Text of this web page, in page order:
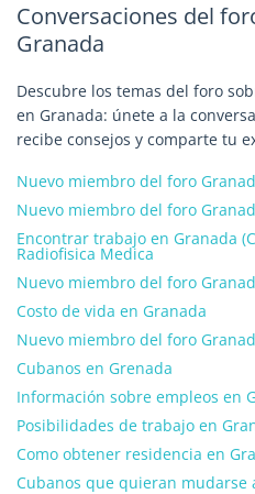
Conversaciones del
Granada
Descubre los temas del foro
en Granada: únete a la
recibe consejos y comparte tu
Nuevo miembro del foro
Nuevo miembro del foro
Encontrar trabajo en Granada
Radiofisica Medica
Nuevo miembro del foro
Costo de vida en Granada
Nuevo miembro del foro
Cubanos en Grenada
Información sobre empleos en
Posibilidades de trabajo en
Como obtener residencia en
Cubanos que quieran mudarse